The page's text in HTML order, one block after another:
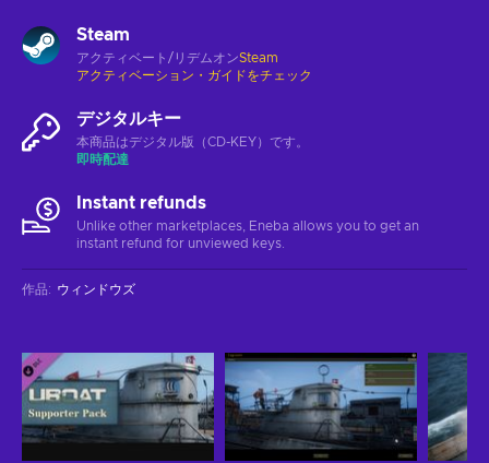
Steam
アクティベート/リデムオンSteam
アクティベーション・ガイドをチェック
デジタルキー
本商品はデジタル版（CD-KEY）です。
即時配達
Instant refunds
Unlike other marketplaces, Eneba allows you to get an
instant refund for unviewed keys.
作品: ウィンドウズ